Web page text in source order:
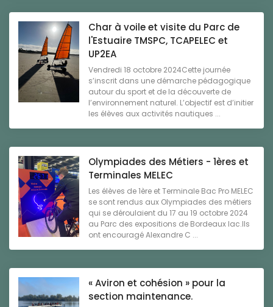
Char à voile et visite du Parc de
l'Estuaire TMSPC, TCAPELEC et
UP2EA
Vendredi 18 octobre 2024Cette journée
s’inscrit dans une démarche pédagogique
autour du sport et de la découverte de
l’environnement naturel. L’objectif est d’initier
les élèves aux activités nautiques ...
Olympiades des Métiers - 1ères et
Terminales MELEC
Les élèves de 1ère et Terminale Bac Pro MELEC
se sont rendus aux Olympiades des métiers
qui se déroulaient du 17 au 19 octobre 2024
au Parc des expositions de Bordeaux lac.Ils
ont encouragé Alexandre C ...
« Aviron et cohésion » pour la
section maintenance.